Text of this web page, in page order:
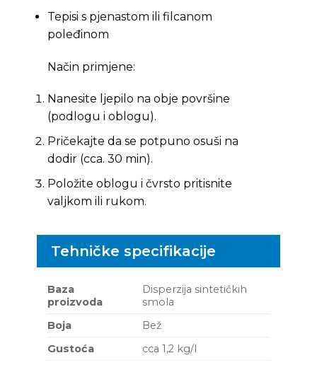
Tepisi s pjenastom ili filcanom
poleđinom
Način primjene:
Nanesite ljepilo na obje površine
(podlogu i oblogu).
Pričekajte da se potpuno osuši na
dodir (cca. 30 min).
Položite oblogu i čvrsto pritisnite
valjkom ili rukom.
Tehničke specifikacije
Baza
proizvoda
Disperzija sintetičkih
smola
Boja
Bež
Gustoća
cca 1,2 kg/l